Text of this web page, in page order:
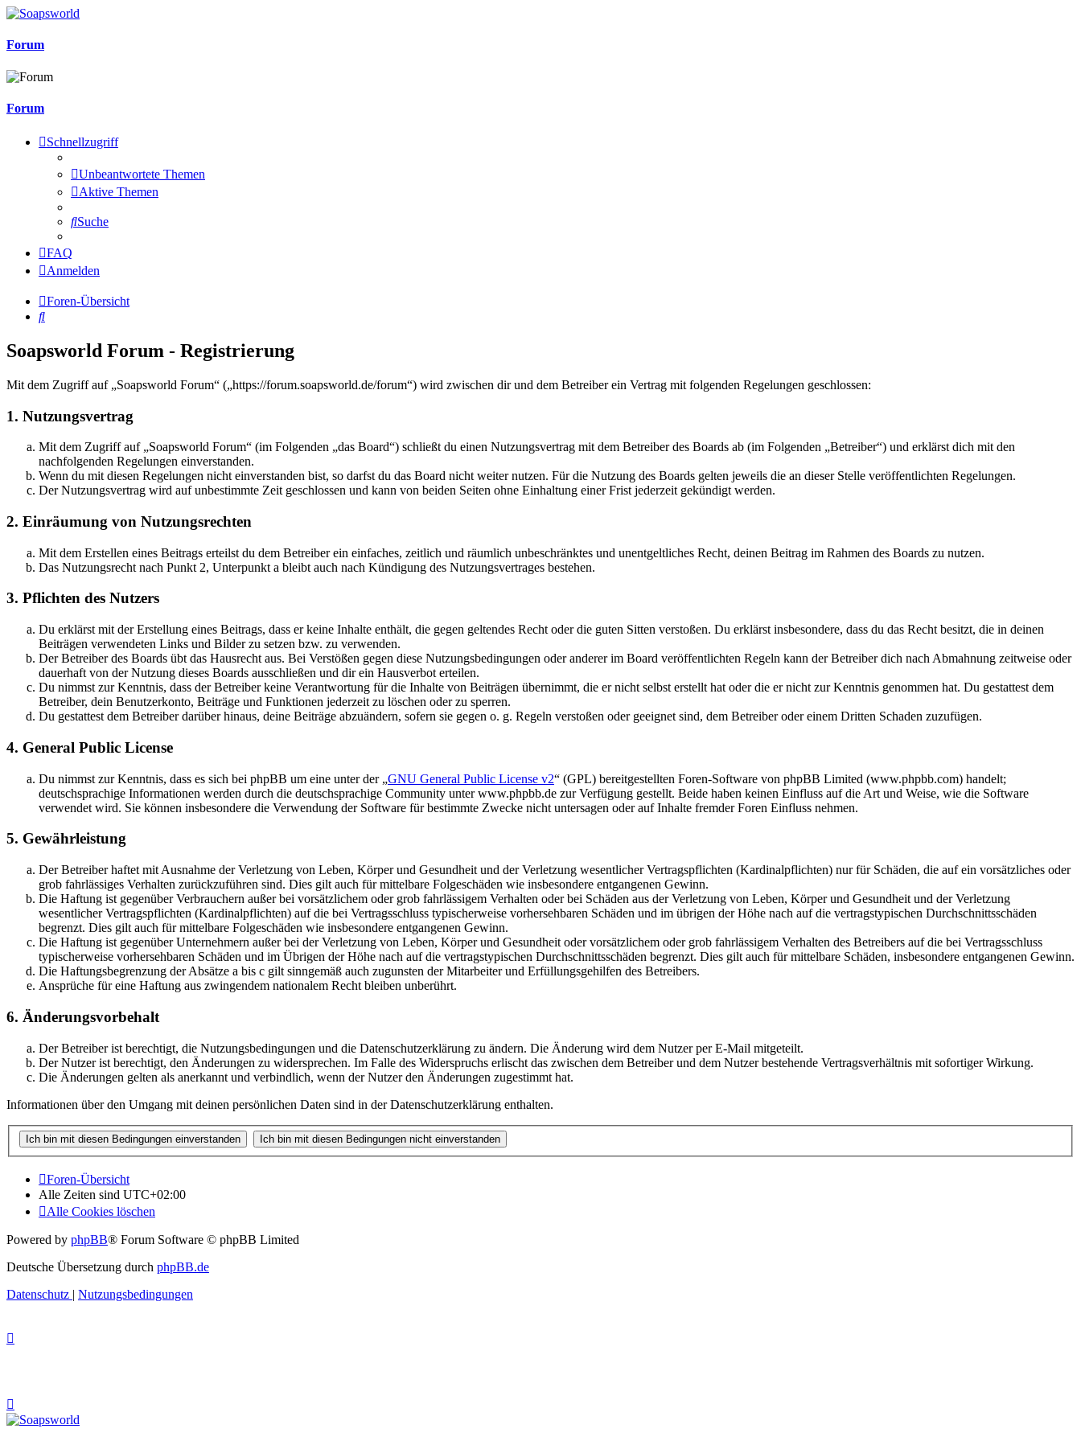
Forum
Forum
Schnellzugriff
Unbeantwortete Themen
Aktive Themen
Suche
FAQ
Anmelden
Foren-Übersicht
Suche
Soapsworld Forum - Registrierung
Mit dem Zugriff auf „Soapsworld Forum“ („https://forum.soapsworld.de/forum“) wird zwischen dir und dem Betreiber ein Vertrag mit folgenden Regelungen geschlossen:
1. Nutzungsvertrag
Mit dem Zugriff auf „Soapsworld Forum“ (im Folgenden „das Board“) schließt du einen Nutzungsvertrag mit dem Betreiber des Boards ab (im Folgenden „Betreiber“) und erklärst dich mit den
nachfolgenden Regelungen einverstanden.
Wenn du mit diesen Regelungen nicht einverstanden bist, so darfst du das Board nicht weiter nutzen. Für die Nutzung des Boards gelten jeweils die an dieser Stelle veröffentlichten Regelungen.
Der Nutzungsvertrag wird auf unbestimmte Zeit geschlossen und kann von beiden Seiten ohne Einhaltung einer Frist jederzeit gekündigt werden.
2. Einräumung von Nutzungsrechten
Mit dem Erstellen eines Beitrags erteilst du dem Betreiber ein einfaches, zeitlich und räumlich unbeschränktes und unentgeltliches Recht, deinen Beitrag im Rahmen des Boards zu nutzen.
Das Nutzungsrecht nach Punkt 2, Unterpunkt a bleibt auch nach Kündigung des Nutzungsvertrages bestehen.
3. Pflichten des Nutzers
Du erklärst mit der Erstellung eines Beitrags, dass er keine Inhalte enthält, die gegen geltendes Recht oder die guten Sitten verstoßen. Du erklärst insbesondere, dass du das Recht besitzt, die in deinen
Beiträgen verwendeten Links und Bilder zu setzen bzw. zu verwenden.
Der Betreiber des Boards übt das Hausrecht aus. Bei Verstößen gegen diese Nutzungsbedingungen oder anderer im Board veröffentlichten Regeln kann der Betreiber dich nach Abmahnung zeitweise oder
dauerhaft von der Nutzung dieses Boards ausschließen und dir ein Hausverbot erteilen.
Du nimmst zur Kenntnis, dass der Betreiber keine Verantwortung für die Inhalte von Beiträgen übernimmt, die er nicht selbst erstellt hat oder die er nicht zur Kenntnis genommen hat. Du gestattest dem
Betreiber, dein Benutzerkonto, Beiträge und Funktionen jederzeit zu löschen oder zu sperren.
Du gestattest dem Betreiber darüber hinaus, deine Beiträge abzuändern, sofern sie gegen o. g. Regeln verstoßen oder geeignet sind, dem Betreiber oder einem Dritten Schaden zuzufügen.
4. General Public License
Du nimmst zur Kenntnis, dass es sich bei phpBB um eine unter der „GNU General Public License v2“ (GPL) bereitgestellten Foren-Software von phpBB Limited (www.phpbb.com) handelt;
deutschsprachige Informationen werden durch die deutschsprachige Community unter www.phpbb.de zur Verfügung gestellt. Beide haben keinen Einfluss auf die Art und Weise, wie die Software
verwendet wird. Sie können insbesondere die Verwendung der Software für bestimmte Zwecke nicht untersagen oder auf Inhalte fremder Foren Einfluss nehmen.
5. Gewährleistung
Der Betreiber haftet mit Ausnahme der Verletzung von Leben, Körper und Gesundheit und der Verletzung wesentlicher Vertragspflichten (Kardinalpflichten) nur für Schäden, die auf ein vorsätzliches oder
grob fahrlässiges Verhalten zurückzuführen sind. Dies gilt auch für mittelbare Folgeschäden wie insbesondere entgangenen Gewinn.
Die Haftung ist gegenüber Verbrauchern außer bei vorsätzlichem oder grob fahrlässigem Verhalten oder bei Schäden aus der Verletzung von Leben, Körper und Gesundheit und der Verletzung
wesentlicher Vertragspflichten (Kardinalpflichten) auf die bei Vertragsschluss typischerweise vorhersehbaren Schäden und im übrigen der Höhe nach auf die vertragstypischen Durchschnittsschäden
begrenzt. Dies gilt auch für mittelbare Folgeschäden wie insbesondere entgangenen Gewinn.
Die Haftung ist gegenüber Unternehmern außer bei der Verletzung von Leben, Körper und Gesundheit oder vorsätzlichem oder grob fahrlässigem Verhalten des Betreibers auf die bei Vertragsschluss
typischerweise vorhersehbaren Schäden und im Übrigen der Höhe nach auf die vertragstypischen Durchschnittsschäden begrenzt. Dies gilt auch für mittelbare Schäden, insbesondere entgangenen Gewinn.
Die Haftungsbegrenzung der Absätze a bis c gilt sinngemäß auch zugunsten der Mitarbeiter und Erfüllungsgehilfen des Betreibers.
Ansprüche für eine Haftung aus zwingendem nationalem Recht bleiben unberührt.
6. Änderungsvorbehalt
Der Betreiber ist berechtigt, die Nutzungsbedingungen und die Datenschutzerklärung zu ändern. Die Änderung wird dem Nutzer per E-Mail mitgeteilt.
Der Nutzer ist berechtigt, den Änderungen zu widersprechen. Im Falle des Widerspruchs erlischt das zwischen dem Betreiber und dem Nutzer bestehende Vertragsverhältnis mit sofortiger Wirkung.
Die Änderungen gelten als anerkannt und verbindlich, wenn der Nutzer den Änderungen zugestimmt hat.
Informationen über den Umgang mit deinen persönlichen Daten sind in der Datenschutzerklärung enthalten.
Foren-Übersicht
Alle Zeiten sind UTC+02:00
Alle Cookies löschen
Powered by phpBB® Forum Software © phpBB Limited
Deutsche Übersetzung durch phpBB.de
Datenschutz | Nutzungsbedingungen